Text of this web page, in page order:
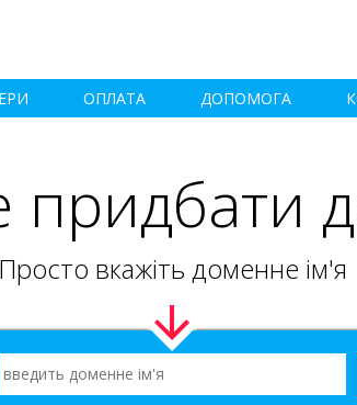
ОПЛАТА ДОПОМОГА
придбати
Просто вкажіть доменне ім'я